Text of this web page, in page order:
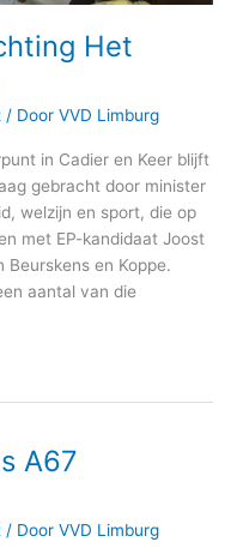
Het
/ Door VVD Limburg
in Cadier en Keer blijft
gebracht door minister
welzijn en sport, die op
met EP-kandidaat Joost
en Koppe.
aantal van die
A67
/ Door VVD Limburg